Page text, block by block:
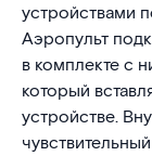
устройствами
Аэропульт
в комплекте с
который
устройстве.